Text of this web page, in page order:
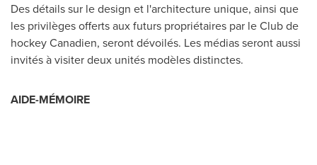
Des détails sur le design et l'architecture unique, ainsi que
les privilèges offerts aux futurs propriétaires par le Club de
hockey Canadien, seront dévoilés. Les médias seront aussi
invités à visiter deux unités modèles distinctes.
AIDE-MÉMOIRE